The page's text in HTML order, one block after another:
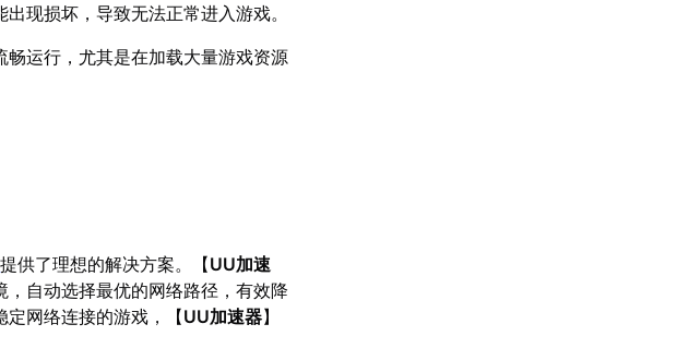
现损坏，导致无法正常进入游戏。
畅运行，尤其是在加载大量游戏资源
提供了理想的解决方案。【UU加速
自动选择最优的网络路径，有效降
网络连接的游戏，【UU加速器】